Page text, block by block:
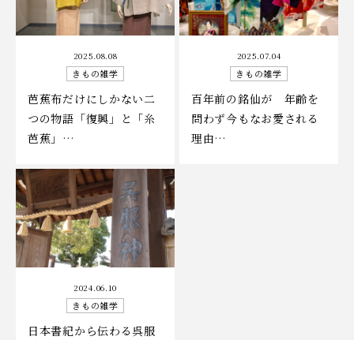
2025.08.08
きもの雑学
芭蕉布だけにしかない二
つの物語「復興」と「糸
芭蕉」…
2025.07.04
きもの雑学
百年前の銘仙が 年齢を
問わず今もなお愛される
理由…
2024.06.10
きもの雑学
日本書紀から伝わる呉服